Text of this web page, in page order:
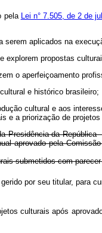
pela Lei n° 7.505, de 2 de
serem aplicados na
explorem propostas
o aperfeiçoamento
e histórico brasileiro;
cultural e aos
e a priorização de
Presidência da
aprovado pela
submetidos com
por seu titular, para
culturais após